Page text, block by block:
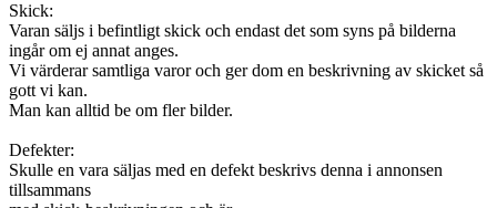
Skick:
Varan säljs i befintligt skick och endast det som syns på bilderna
ingår om ej annat anges.
Vi värderar samtliga varor och ger dom en beskrivning av skicket så
gott vi kan.
Man kan alltid be om fler bilder.
Defekter:
Skulle en vara säljas med en defekt beskrivs denna i annonsen
tillsammans